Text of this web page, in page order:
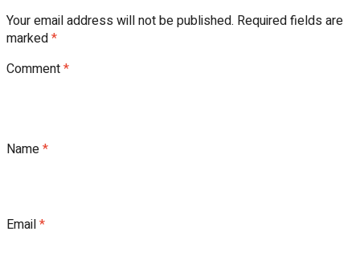
Your email address will not be published. Required fields are
marked*
Comment*
Name*
Email*